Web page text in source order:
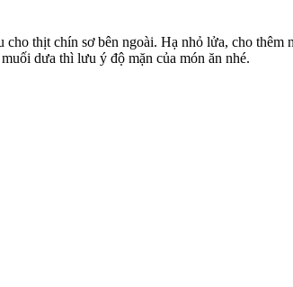
thịt chín sơ bên ngoài. Hạ nhỏ lửa, cho
dưa thì lưu ý độ mặn của món ăn nhé.